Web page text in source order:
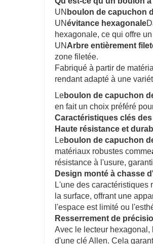
UN boulon de capuchon
UNévitance hexagonale
hexagonale, ce qui offre
UNArbre entièrement
zone filetée.
Fabriqué à partir de
rendant adapté à une
Leboulon de capuchon
en fait un choix préféré
Caractéristiques clés
Haute résistance et
Leboulon de capuchon
matériaux robustes comme
résistance à l'usure,
Design monté à chasse
L'une des caractéristiques
la surface, offrant une
l'espace est limité ou
Resserrement de
Avec le lecteur hexagonal,
d'une clé Allen. Cela